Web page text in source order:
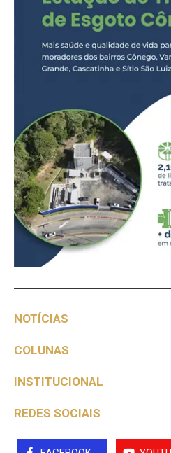
NOTÍCIAS
COLUNAS
INSTITUCIONAL
REDES SOCIAIS